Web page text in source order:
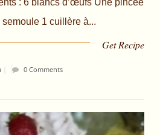
: 6 blancs d’œufs Une pincée
1 cuillère à...
Get Recipe
| 0 Comments